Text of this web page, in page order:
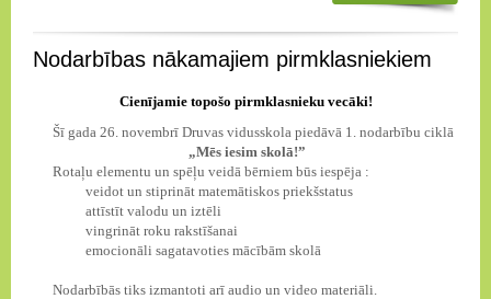
Nodarbības nākamajiem pirmklasniekiem
Cienījamie topošo pirmklasnieku vecāki!
Šī gada 26. novembrī Druvas vidusskola piedāvā 1. nodarbību ciklā
„Mēs iesim skolā!”
Rotaļu elementu un spēļu veidā bērniem būs iespēja :
veidot un stiprināt matemātiskos priekšstatus
attīstīt valodu un iztēli
vingrināt roku rakstīšanai
emocionāli sagatavoties mācībām skolā
Nodarbībās tiks izmantoti arī audio un video materiāli.